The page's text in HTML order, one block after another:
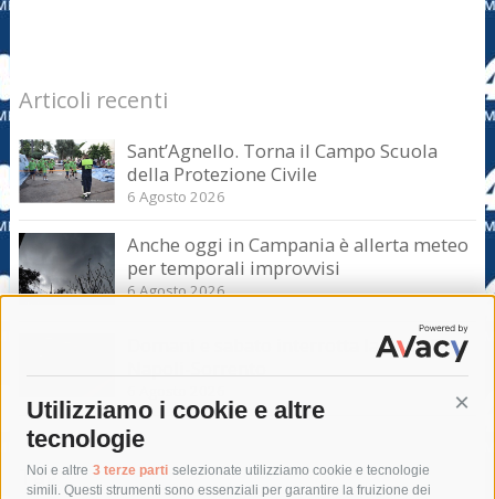
Utilizziamo i cookie e altre
tecnologie
Noi e altre 3 terze parti selezionate utilizziamo cookie e tecnologie
simili. Questi strumenti sono essenziali per garantire la fruizione dei
Articoli recenti
Sant’Agnello. Torna il Campo Scuola
della Protezione Civile
6 Agosto 2026
Anche oggi in Campania è allerta meteo
per temporali improvvisi
6 Agosto 2026
Domani e sabato interrotta la linea Eav
Tag